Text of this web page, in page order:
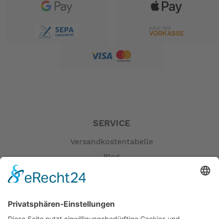
Größerer Schlauchdurchmesser für sanftere
Unsere innovativen Schläuche sorgen durch
einen großen Schlauchdurchmesser für eine
Gleitfahrteigenschaften.
Standard produziert, bei welchem das beste und
Ruder im Boot
bieten Ihnen und Ihrer Begleitung genügend
SERVICE
Versandkostentabelle
Blog
Erklärung zur Barrierefreiheit
AGB